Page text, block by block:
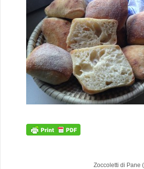
Zoccoletti di Pane